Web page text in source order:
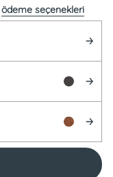
ödeme seçenekleri